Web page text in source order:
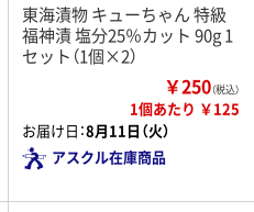
東海漬物 キューちゃん 特級
福神漬 塩分25％カット 90g 1
セット（1個×2）
￥250（税込）
1個あたり ￥125
お届け日：8月11日（火）
アスクル在庫商品